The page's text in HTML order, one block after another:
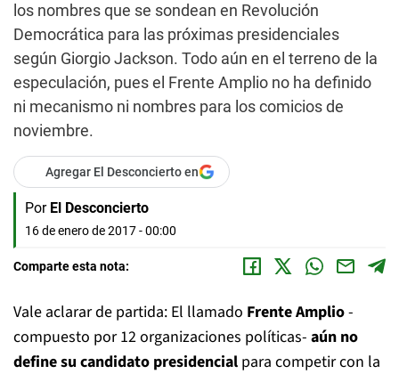
los nombres que se sondean en Revolución
Democrática para las próximas presidenciales
según Giorgio Jackson. Todo aún en el terreno de la
especulación, pues el Frente Amplio no ha definido
ni mecanismo ni nombres para los comicios de
noviembre.
Agregar El Desconcierto en
Por El Desconcierto
16 de enero de 2017 - 00:00
Comparte esta nota:
Vale aclarar de partida: El llamado Frente Amplio-
compuesto por 12 organizaciones políticas- aún no
define su candidato presidencial para competir con la